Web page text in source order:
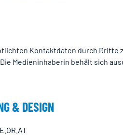
Kontaktdaten durch
Medieninhaberin behält sich
& DESIGN